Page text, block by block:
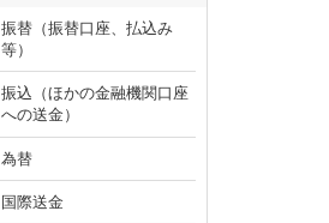
振替（振替口座、払込み
等）
振込（ほかの金融機関口座
への送金）
為替
国際送金